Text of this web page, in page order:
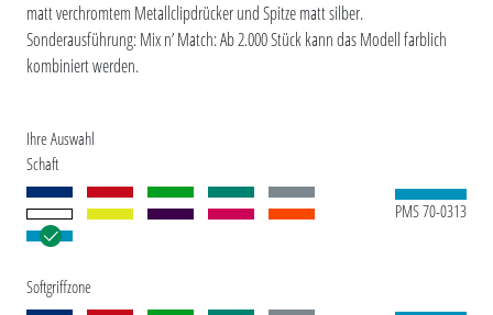
matt verchromtem Metallclipdrücker und Spitze matt silber.
Sonderausführung: Mix n’ Match: Ab 2.000 Stück kann das Modell farblich
kombiniert werden.
Ihre Auswahl
Schaft
PMS 70-0313
Softgriffzone